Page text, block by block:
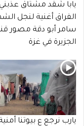
يابا شقد مشتاق عذبني
الفراق أغنية لنجل
سامر أبو دقة مصور
الجزيرة في غزة
يارب نرجع ع بيوتنا